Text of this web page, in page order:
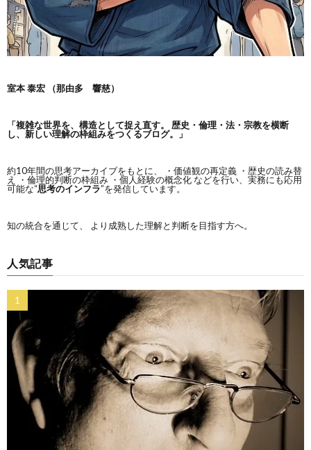
室本 泰宏 （那由多 響慈）
「複雑な世界を、構造として捉え直す。
歴史・倫理・法・宗教を横断
し、新しい理解の枠組みをつくるブログ。」
約10年間の思考アーカイブをもとに、 ・価値観の再定義 ・歴史の読み替
え ・倫理的判断の枠組み ・個人経験の概念化 などを行い、実務にも応用
可能な“思考のインフラ”を発信しています。
知の統合を通じて、 より成熟した理解と判断を目指す方へ。
人気記事